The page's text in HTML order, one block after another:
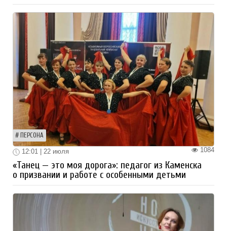
ПЕРСОНА
1084
12:01 | 22 июля
«Танец — это моя дорога»: педагог из Каменска
о призвании и работе с особенными детьми